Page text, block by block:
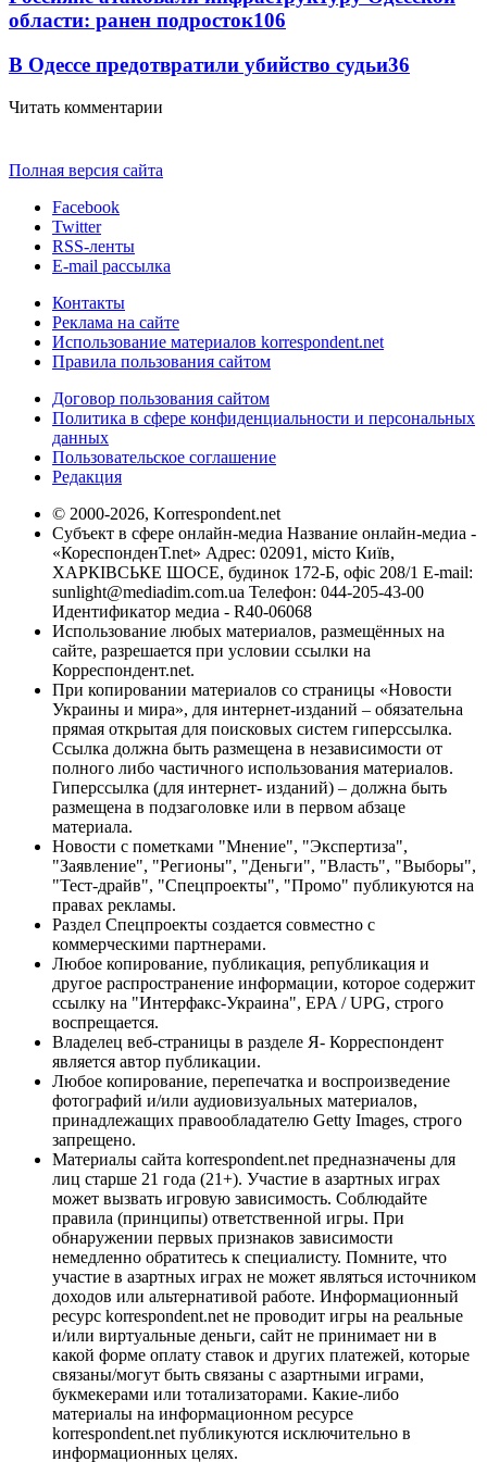
области: ранен подросток106
В Одессе предотвратили убийство судьи36
Читать комментарии
Полная версия сайта
Facebook
Twitter
RSS-ленты
E-mail рассылка
Контакты
Реклама на сайте
Использование материалов korrespondent.net
Правила пользования сайтом
Договор пользования сайтом
Политика в сфере конфиденциальности и персональных
данных
Пользовательское соглашение
Редакция
© 2000-2026, Korrespondent.net
Субъект в сфере онлайн-медиа Название онлайн-медиа -
«КореспонденТ.net» Адрес: 02091, місто Київ,
ХАРКІВСЬКЕ ШОСЕ, будинок 172-Б, офіс 208/1 E-mail:
sunlight@mediadim.com.ua Телефон: 044-205-43-00
Идентификатор медиа - R40-06068
Использование любых материалов, размещённых на
сайте, разрешается при условии ссылки на
Корреспондент.net.
При копировании материалов со страницы «Новости
Украины и мира», для интернет-изданий – обязательна
прямая открытая для поисковых систем гиперссылка.
Ссылка должна быть размещена в независимости от
полного либо частичного использования материалов.
Гиперссылка (для интернет- изданий) – должна быть
размещена в подзаголовке или в первом абзаце
материала.
Новости с пометками "Мнение", "Экспертиза",
"Заявление", "Регионы", "Деньги", "Власть", "Выборы",
"Тест-драйв", "Спецпроекты", "Промо" публикуются на
правах рекламы.
Раздел Спецпроекты создается совместно с
коммерческими партнерами.
Любое копирование, публикация, републикация и
другое распространение информации, которое содержит
ссылку на "Интерфакс-Украина", EPA / UPG, строго
воспрещается.
Владелец веб-страницы в разделе Я- Корреспондент
является автор публикации.
Любое копирование, перепечатка и воспроизведение
фотографий и/или аудиовизуальных материалов,
принадлежащих правообладателю Getty Images, строго
запрещено.
Материалы сайта korrespondent.net предназначены для
лиц старше 21 года (21+). Участие в азартных играх
может вызвать игровую зависимость. Соблюдайте
правила (принципы) ответственной игры. При
обнаружении первых признаков зависимости
немедленно обратитесь к специалисту. Помните, что
участие в азартных играх не может являться источником
доходов или альтернативой работе. Информационный
ресурс korrespondent.net не проводит игры на реальные
и/или виртуальные деньги, сайт не принимает ни в
какой форме оплату ставок и других платежей, которые
связаны/могут быть связаны с азартными играми,
букмекерами или тотализаторами. Какие-либо
материалы на информационном ресурсе
korrespondent.net публикуются исключительно в
информационных целях.